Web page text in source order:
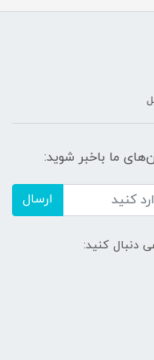
ما باخبر شوید:
ارسال
دنبال کنید: